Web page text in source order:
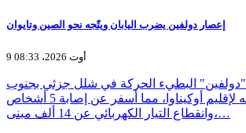
إعصار دولفين يضرب اليابان ويتّجه نحو الصين وتايوان
9 أوت 2026، 08:33
البطيء الحركة في شلل جزئي بجنوب
اليابان عقب ضربه لإقليم أوكيناوا، مما أسفر عن إصابة 5 أشخاص
وانقطاع التيار الكهربائي عن 14 ألف مبنى،…